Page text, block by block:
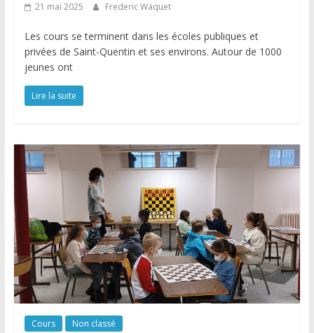
21 mai 2025 Frederic Waquet
Les cours se terminent dans les écoles publiques et
privées de Saint-Quentin et ses environs. Autour de 1000
jeunes ont
Lire la suite
Cours Non classé